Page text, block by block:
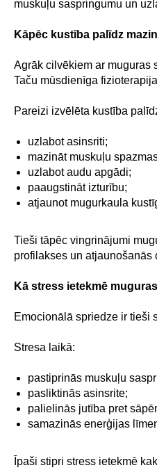
muskuļu saspringumu un
Kāpēc kustība palīdz
Agrāk cilvēkiem ar muguras
Taču mūsdienīga
Pareizi izvēlēta kustība
uzlabot asinsriti;
mazināt muskuļu
uzlabot audu apgādi;
paaugstināt izturību;
atjaunot mugurkaula
Tieši tāpēc vingrinājumi
profilakses un atjaunošanās
Kā stress ietekmē
Emocionālā spriedze ir tieši
Stresa laikā:
pastiprinās muskuļu
pasliktinās asinsrite;
palielinās jutība pret
samazinās enerģijas
Īpaši stipri stress ietekmē
Pierakstīties